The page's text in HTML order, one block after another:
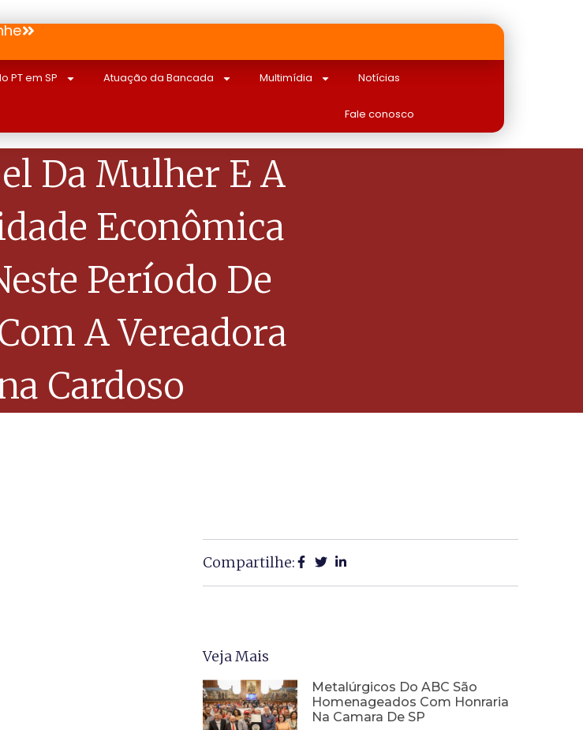
PT em SP Atuação da Bancada Multimídia Notícias
Fale conosco
Da Mulher E A
Econômica
Período De
A Vereadora
Cardoso
Compartilhe:
Veja Mais
Metalúrgicos Do ABC São
Homenageados Com Honraria
Na Camara De SP